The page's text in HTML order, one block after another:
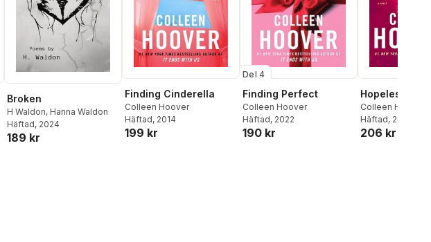
Broken
H Waldon, Hanna Waldon
Häftad, 2024
189 kr
Finding Cinderella
Colleen Hoover
Häftad, 2014
199 kr
Del 4
Finding Perfect
Colleen Hoover
Häftad, 2022
190 kr
Hopeless
Colleen Hoover
Häftad, 2013
206 kr